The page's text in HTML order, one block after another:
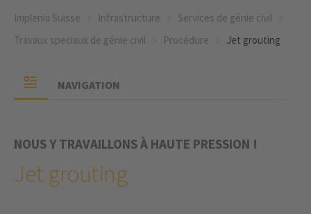
Implenia Suisse Infrastructure
Services de génie civil
Travaux speciaux de génie civil
Procédure Jet grouting
NAVIGATION
NOUS Y TRAVAILLONS À HAUTE PRESSION !
Jet grouting